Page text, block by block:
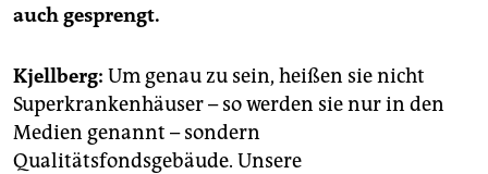
auch gesprengt.
Kjellberg: Um genau zu sein, heißen sie nicht
Superkrankenhäuser – so werden sie nur in den
Medien genannt – sondern
Qualitätsfondsgebäude. Unsere